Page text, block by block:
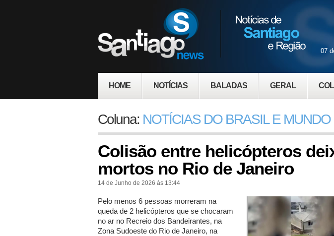
HOME NOTÍCIAS BALADAS GERAL
07
Coluna: NOTÍCIAS DO BRASIL E MUNDO
Colisão entre helicópteros
mortos no Rio de Janeiro
14 de Junho de 2026 às 13:44
Pelo menos 6 pessoas morreram na
queda de 2 helicópteros que se chocaram
no ar no Recreio dos Bandeirantes, na
Zona Sudoeste do Rio de Janeiro, na